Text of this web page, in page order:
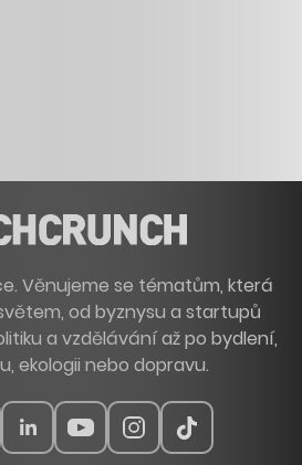
Věnujeme se tématům, která
od byznysu a startupů
a vzdělávání až po bydlení,
ekologii nebo dopravu.